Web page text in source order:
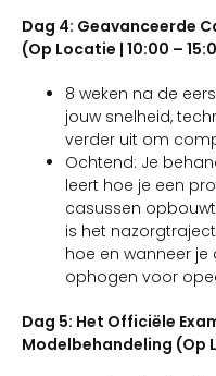
Dag 4: Geavanceerde
(Op Locatie | 10:00 –
8 weken na de
jouw snelheid,
verder uit om
Ochtend: Je
leert hoe je een
casussen
is het
hoe en wanneer je
ophogen voor
Dag 5: Het Officiële
Modelbehandeling (Op